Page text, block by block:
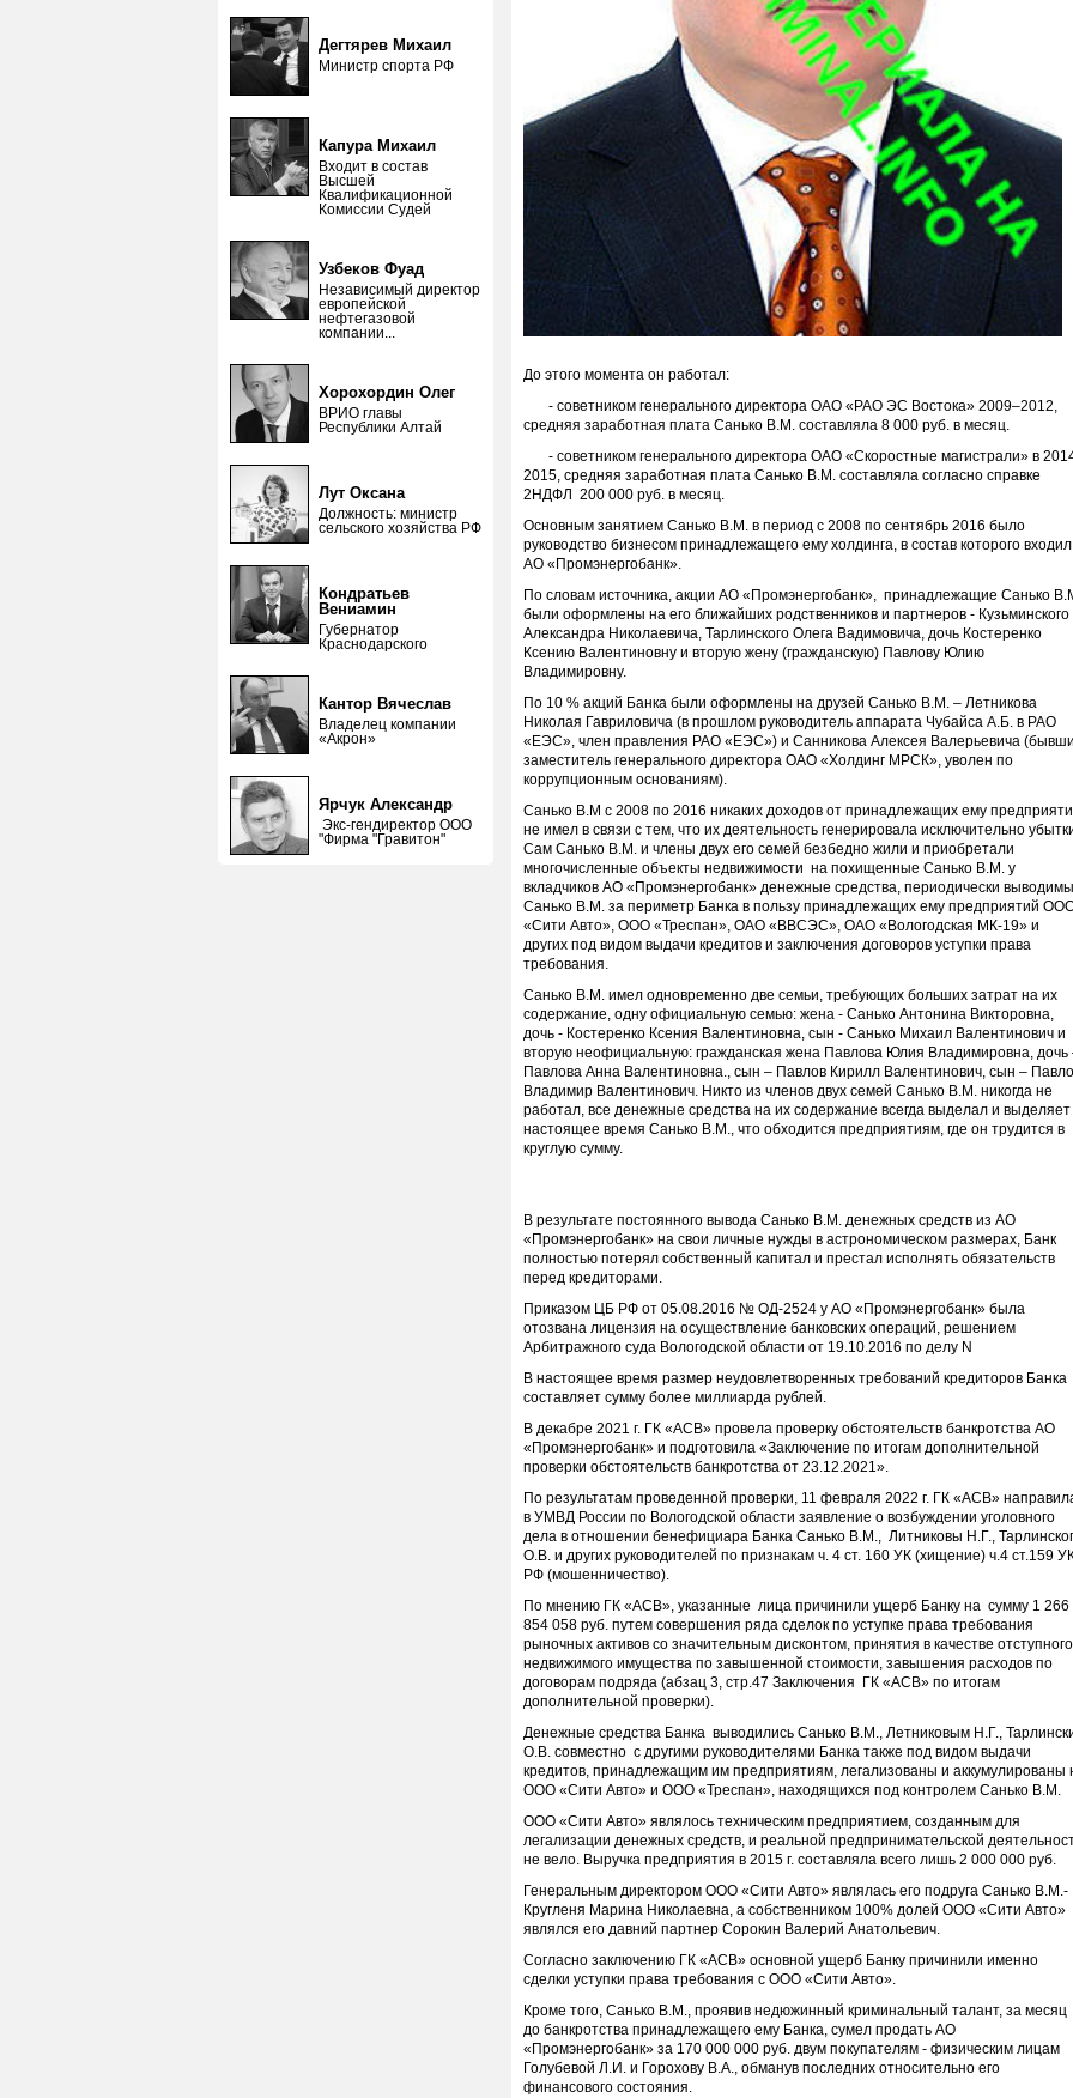
Дегтярев Михаил
Министр спорта РФ
Капура Михаил
Входит в состав
Высшей
Квалификационной
Комиссии Судей
Узбеков Фуад
Независимый директор
европейской
нефтегазовой
компании...
Хорохордин Олег
ВРИО главы
Республики Алтай
Лут Оксана
Должность: министр
сельского хозяйства РФ
Кондратьев
Вениамин
Губернатор
Краснодарского
Кантор Вячеслав
Владелец компании
«Акрон»
Ярчук Александр
Экс-гендиректор ООО
"Фирма "Гравитон"
До этого момента он работал:
- советником генерального директора ОАО «РАО ЭС Востока» 2009–2012,
средняя заработная плата Санько В.М. составляла 8 000 руб. в месяц.
- советником генерального директора ОАО «Скоростные магистрали» в
2015, средняя заработная плата Санько В.М. составляла согласно справке
2НДФЛ 200 000 руб. в месяц.
Основным занятием Санько В.М. в период с 2008 по сентябрь 2016 было
руководство бизнесом принадлежащего ему холдинга, в состав которого
АО «Промэнергобанк».
По словам источника, акции АО «Промэнергобанк», принадлежащие Санько
были оформлены на его ближайших родственников и партнеров - Кузьминского
Александра Николаевича, Тарлинского Олега Вадимовича, дочь Костеренко
Ксению Валентиновну и вторую жену (гражданскую) Павлову Юлию
Владимировну.
По 10 % акций Банка были оформлены на друзей Санько В.М. – Летникова
Николая Гавриловича (в прошлом руководитель аппарата Чубайса А.Б. в РАО
«ЕЭС», член правления РАО «ЕЭС») и Санникова Алексея Валерьевича
заместитель генерального директора ОАО «Холдинг МРСК», уволен по
коррупционным основаниям).
Санько В.М с 2008 по 2016 никаких доходов от принадлежащих ему
не имел в связи с тем, что их деятельность генерировала исключительно
Сам Санько В.М. и члены двух его семей безбедно жили и приобретали
многочисленные объекты недвижимости на похищенные Санько В.М. у
вкладчиков АО «Промэнергобанк» денежные средства, периодически
Санько В.М. за периметр Банка в пользу принадлежащих ему предприятий
«Сити Авто», ООО «Треспан», ОАО «ВВСЭС», ОАО «Вологодская МК-19» и
других под видом выдачи кредитов и заключения договоров уступки права
требования.
Санько В.М. имел одновременно две семьи, требующих больших затрат на их
содержание, одну официальную семью: жена - Санько Антонина Викторовна,
дочь - Костеренко Ксения Валентиновна, сын - Санько Михаил Валентинович и
вторую неофициальную: гражданская жена Павлова Юлия Владимировна, дочь
Павлова Анна Валентиновна., сын – Павлов Кирилл Валентинович, сын –
Владимир Валентинович. Никто из членов двух семей Санько В.М. никогда не
работал, все денежные средства на их содержание всегда выделал и выделяет
настоящее время Санько В.М., что обходится предприятиям, где он трудится в
круглую сумму.
В результате постоянного вывода Санько В.М. денежных средств из АО
«Промэнергобанк» на свои личные нужды в астрономическом размерах, Банк
полностью потерял собственный капитал и престал исполнять обязательств
перед кредиторами.
Приказом ЦБ РФ от 05.08.2016 № ОД-2524 у АО «Промэнергобанк» была
отозвана лицензия на осуществление банковских операций, решением
Арбитражного суда Вологодской области от 19.10.2016 по делу N
В настоящее время размер неудовлетворенных требований кредиторов Банка
составляет сумму более миллиарда рублей.
В декабре 2021 г. ГК «АСВ» провела проверку обстоятельств банкротства АО
«Промэнергобанк» и подготовила «Заключение по итогам дополнительной
проверки обстоятельств банкротства от 23.12.2021».
По результатам проведенной проверки, 11 февраля 2022 г. ГК «АСВ»
в УМВД России по Вологодской области заявление о возбуждении уголовного
дела в отношении бенефициара Банка Санько В.М., Литниковы Н.Г.,
О.В. и других руководителей по признакам ч. 4 ст. 160 УК (хищение) ч.4 ст.159
РФ (мошенничество).
По мнению ГК «АСВ», указанные лица причинили ущерб Банку на сумму 1 266
854 058 руб. путем совершения ряда сделок по уступке права требования
рыночных активов со значительным дисконтом, принятия в качестве отступного
недвижимого имущества по завышенной стоимости, завышения расходов по
договорам подряда (абзац 3, стр.47 Заключения ГК «АСВ» по итогам
дополнительной проверки).
Денежные средства Банка выводились Санько В.М., Летниковым Н.Г.,
О.В. совместно с другими руководителями Банка также под видом выдачи
кредитов, принадлежащим им предприятиям, легализованы и аккумулированы
ООО «Сити Авто» и ООО «Треспан», находящихся под контролем Санько В.М.
ООО «Сити Авто» являлось техническим предприятием, созданным для
легализации денежных средств, и реальной предпринимательской
не вело. Выручка предприятия в 2015 г. составляла всего лишь 2 000 000 руб.
Генеральным директором ООО «Сити Авто» являлась его подруга Санько В.М.-
Кругленя Марина Николаевна, а собственником 100% долей ООО «Сити Авто»
являлся его давний партнер Сорокин Валерий Анатольевич.
Согласно заключению ГК «АСВ» основной ущерб Банку причинили именно
сделки уступки права требования с ООО «Сити Авто».
Кроме того, Санько В.М., проявив недюжинный криминальный талант, за месяц
до банкротства принадлежащего ему Банка, сумел продать АО
«Промэнергобанк» за 170 000 000 руб. двум покупателям - физическим лицам
Голубевой Л.И. и Горохову В.А., обманув последних относительно его
финансового состояния.